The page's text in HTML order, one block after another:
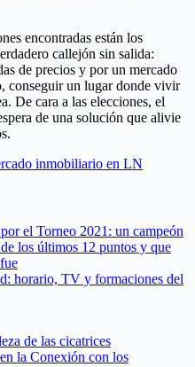
encontradas están los
callejón sin salida:
de precios y por un mercado
conseguir un lugar donde vivir
De cara a las elecciones, el
de una solución que alivie
inmobiliario en LN
el Torneo 2021: un campeón
los últimos 12 puntos y que
horario, TV y formaciones del
de las cicatrices
la Conexión con los